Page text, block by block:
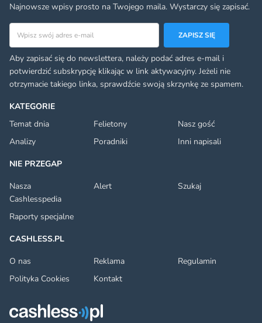
KATEGORIE
Temat dnia
Felietony
Nasz gość
Analizy
Poradniki
Inni napisali
NIE PRZEGAP
Nasza
Cashlesspedia
Alert Szukaj
Raporty specjalne
CASHLESS.PL
O nas
Reklama
Regulamin
Polityka Cookies
Kontakt
Najnowsze wpisy prosto na Twojego maila. Wystarczy się zapisać.
ZAPISZ SIĘ
Aby zapisać się do newslettera, należy podać adres e-mail i
potwierdzić subskrypcję klikając w link aktywacyjny. Jeżeli nie
otrzymacie takiego linka, sprawdźcie swoją skrzynkę ze spamem.